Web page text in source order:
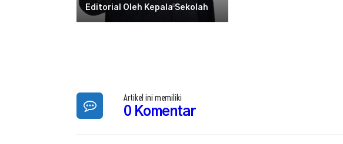
Editorial Oleh Kepala Sekolah
Artikel ini memiliki
0 Komentar